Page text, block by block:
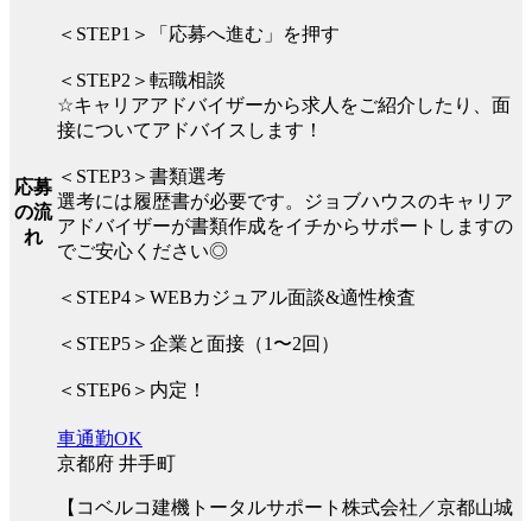
応募
の流
れ
＜STEP1＞「応募へ進む」を押す
＜STEP2＞転職相談
☆キャリアアドバイザーから求人をご紹介したり、面
接についてアドバイスします！
＜STEP3＞書類選考
選考には履歴書が必要です。ジョブハウスのキャリア
アドバイザーが書類作成をイチからサポートしますの
でご安心ください◎
＜STEP4＞WEBカジュアル面談&適性検査
＜STEP5＞企業と面接（1〜2回）
＜STEP6＞内定！
車通勤OK
京都府 井手町
【コベルコ建機トータルサポート株式会社／京都山城